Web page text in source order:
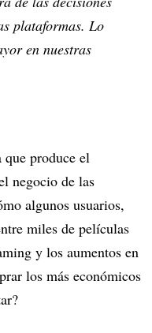
plataformas. Lo
en nuestras
produce el
negocio de las
algunos usuarios,
miles de películas
y los aumentos en
los más económicos